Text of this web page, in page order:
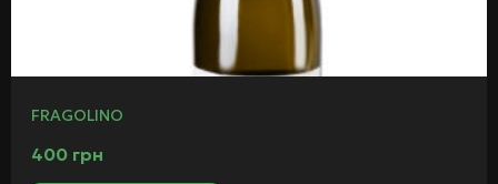
FRAGOLINO
400 грн